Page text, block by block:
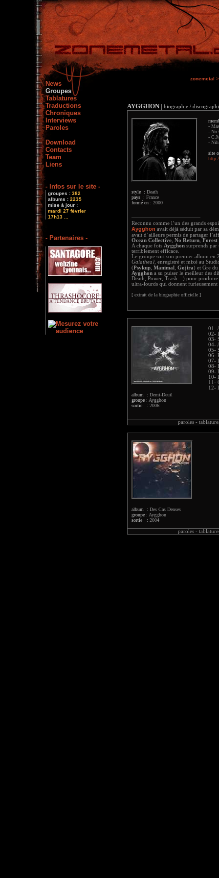
News
Groupes
Tablatures
Traductions
Chroniques
Interviews
Paroles
Download
Contacts
Team
Liens
- Infos sur le site -
groupes : 382
albums : 2235
mise à jour :
mardi 27 février
17h13 ...
- Partenaires -
zonemetal >
AYGGHON | biographie /
style : Death
pays : France
formé en : 2000
-
- No
-
- Nih
site
Reconnu comme l’un des grands
Aygghon avait déjà séduit par sa
avait d’ailleurs permis de partager
Ocean Collective No Return Forest
A chaque fois Aygghon surprends par
terriblement efficace.
Le groupe sort son premier album en
Galathea} , enregistré et mixé au
(Psykup Manimal Gojira) et Gre
Aygghon a su puiser le meilleur des
Death, Power, Trash…) pour produire
ultra-lourds qui donnent
[ extrait de la biographie officielle ]
album : Demi-Deuil
groupe : Aygghon
sortie : 2006
01-
02-
03-
04-
05-
06-
07-
08-
09-
10-
11-
12-
paroles -
album : Des Cas Denses
groupe : Aygghon
sortie : 2004
paroles -